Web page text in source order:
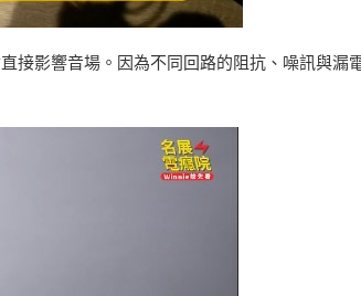
接影響音場。因為不同回路的阻抗、噪訊與漏